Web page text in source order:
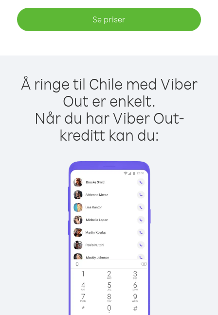
Se priser
Å ringe til Chile med Viber
Out er enkelt.
Når du har Viber Out-
kreditt kan du: